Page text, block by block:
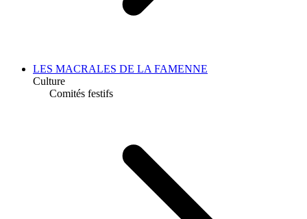
LES MACRALES DE LA FAMENNE
Culture
Comités festifs